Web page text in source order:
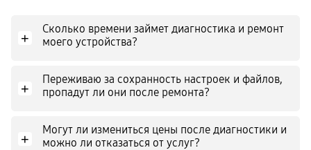
+
Сколько времени займет диагностика и ремонт
моего устройства?
+
Переживаю за сохранность настроек и файлов,
пропадут ли они после ремонта?
+
Могут ли измениться цены после диагностики и
можно ли отказаться от услуг?